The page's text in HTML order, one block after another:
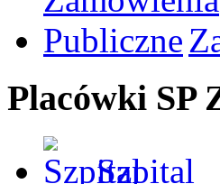
Placówki SP
Szpital